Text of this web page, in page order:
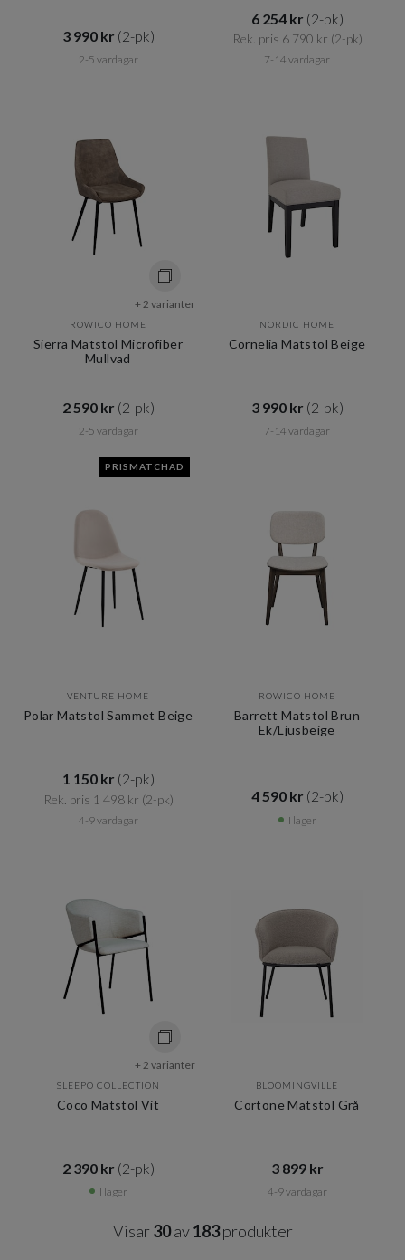
3 990 kr​​ (2-pk)
2-5 vardagar
6 254 kr​​ (2-pk)
Rek. pris 6 790 kr​​ (2-pk)
7-14 vardagar
+ 2 varianter
ROWICO HOME
Sierra Matstol Microfiber
Mullvad
2 590 kr​​ (2-pk)
2-5 vardagar
NORDIC HOME
Cornelia Matstol Beige
3 990 kr​​ (2-pk)
7-14 vardagar
PRISMATCHAD
VENTURE HOME
Polar Matstol Sammet Beige
1 150 kr​​ (2-pk)
Rek. pris 1 498 kr​​ (2-pk)
4-9 vardagar
ROWICO HOME
Barrett Matstol Brun
Ek/Ljusbeige
4 590 kr​​ (2-pk)
I lager
+ 2 varianter
SLEEPO COLLECTION
Coco Matstol Vit
2 390 kr​​ (2-pk)
I lager
BLOOMINGVILLE
Cortone Matstol Grå
3 899 kr​​
4-9 vardagar
Visar 30av183produkter